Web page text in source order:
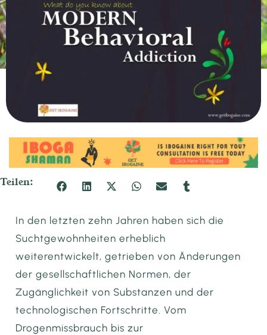
Teilen:
In den letzten zehn Jahren haben sich die
Suchtgewohnheiten erheblich
weiterentwickelt, getrieben von Änderungen
der gesellschaftlichen Normen, der
Zugänglichkeit von Substanzen und der
technologischen Fortschritte. Vom
Drogenmissbrauch bis zur